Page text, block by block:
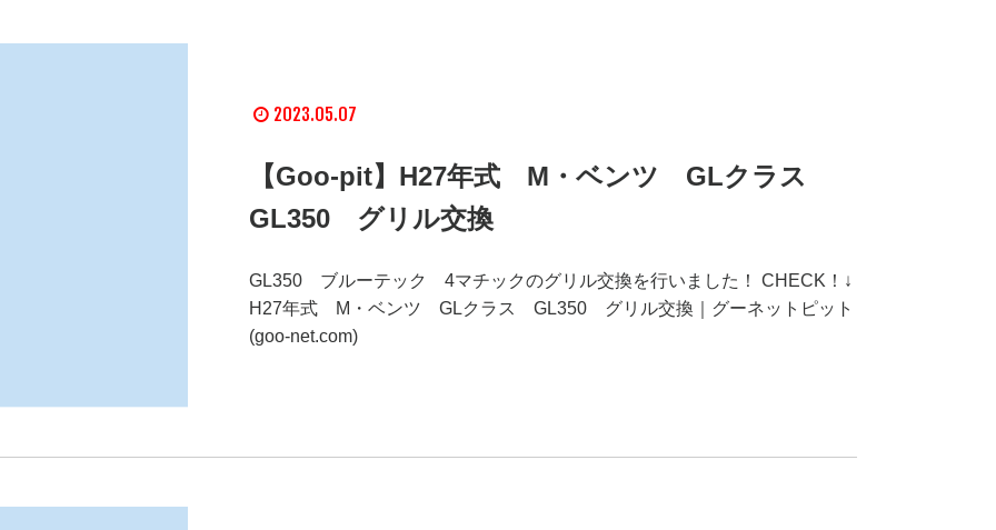
2023.05.07
【Goo-pit】H27年式 M・ベンツ GLクラス
GL350 グリル交換
GL350 ブルーテック 4マチックのグリル交換を行いました！ CHECK！↓
H27年式 M・ベンツ GLクラス GL350 グリル交換｜グーネットピット
(goo-net.com)